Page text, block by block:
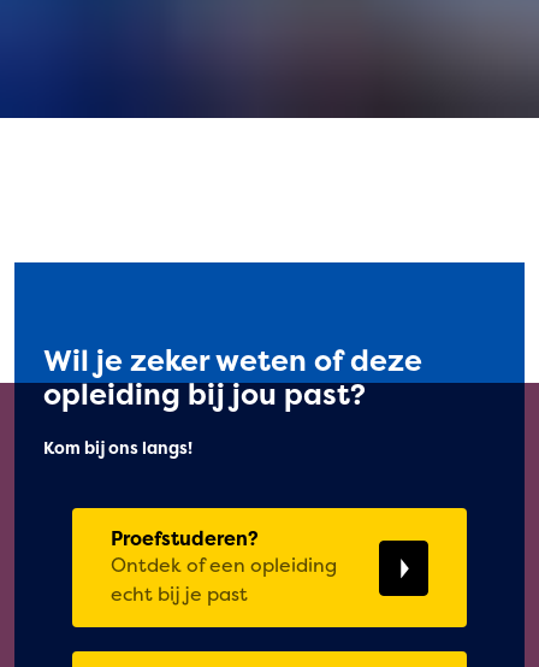
Wil je zeker weten of deze
opleiding bij jou past?
Kom bij ons langs!
Proefstuderen?
Ontdek of een opleiding
echt bij je past